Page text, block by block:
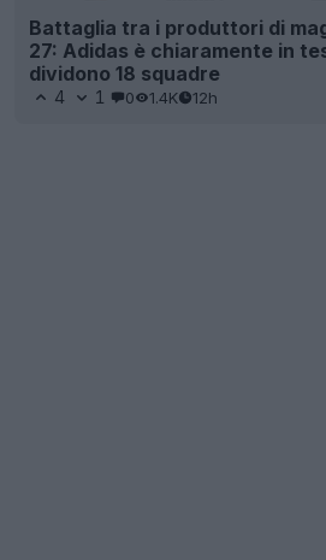
Battaglia tra i produttori di
27: Adidas è chiaramente in
dividono 18 squadre
4 1 0 1.4K 12h